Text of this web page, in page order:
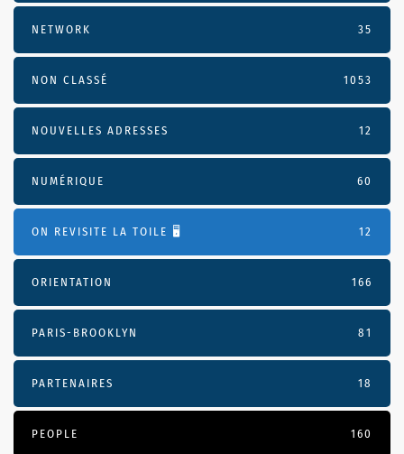
NETWORK 35
NON CLASSÉ 1053
NOUVELLES ADRESSES 12
NUMÉRIQUE 60
ON REVISITE LA TOILE 🖥️ 12
ORIENTATION 166
PARIS-BROOKLYN 81
PARTENAIRES 18
PEOPLE 160